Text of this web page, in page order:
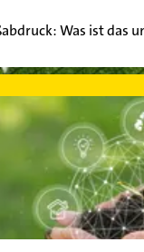
Was ist das